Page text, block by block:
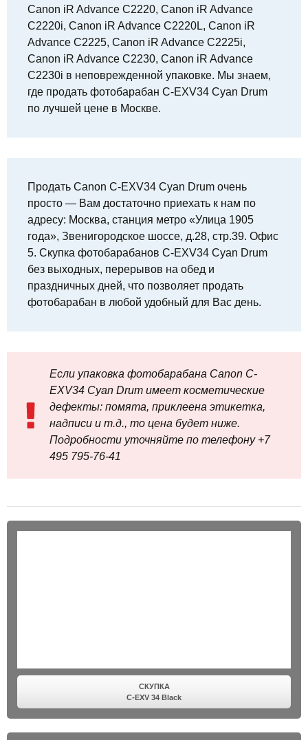
Canon iR Advance C2220, Canon iR Advance
C2220i, Canon iR Advance C2220L, Canon iR
Advance C2225, Canon iR Advance C2225i,
Canon iR Advance C2230, Canon iR Advance
C2230i в неповрежденной упаковке. Мы знаем,
где продать фотобарабан C-EXV34 Cyan Drum
по лучшей цене в Москве.
Продать Canon C-EXV34 Cyan Drum очень
просто — Вам достаточно приехать к нам по
адресу: Москва, станция метро «Улица 1905
года», Звенигородское шоссе, д.28, стр.39. Офис
5. Скупка фотобарабанов C-EXV34 Cyan Drum
без выходных, перерывов на обед и
праздничных дней, что позволяет продать
фотобарабан в любой удобный для Вас день.
Если упаковка фотобарабана Canon C-
EXV34 Cyan Drum имеет косметические
дефекты: помята, приклеена этикетка,
надписи и т.д., то цена будет ниже.
Подробности уточняйте по телефону +7
495 795‑76-41
СКУПКА
C-EXV 34 Black